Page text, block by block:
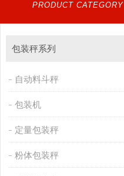
PRODUCT CATEGORY
包装秤系列
自动料斗秤
包装机
定量包装秤
粉体包装秤